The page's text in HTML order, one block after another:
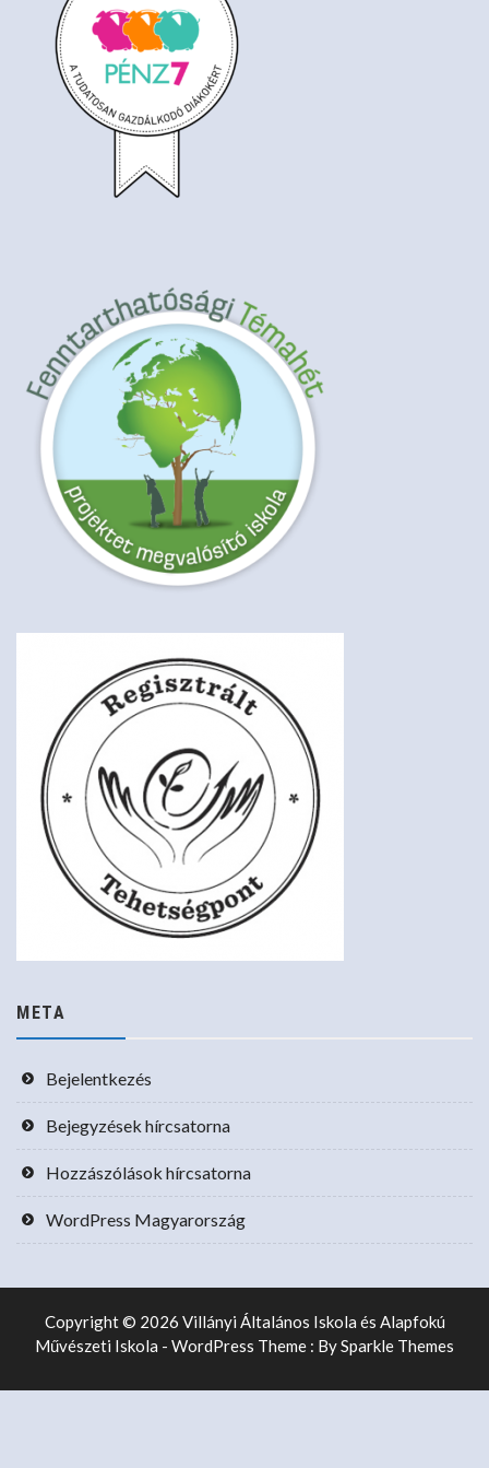
META
Bejelentkezés
Bejegyzések hírcsatorna
Hozzászólások hírcsatorna
WordPress Magyarország
Copyright © 2026 Villányi Általános Iskola és Alapfokú
Művészeti Iskola - WordPress Theme : BySparkle Themes